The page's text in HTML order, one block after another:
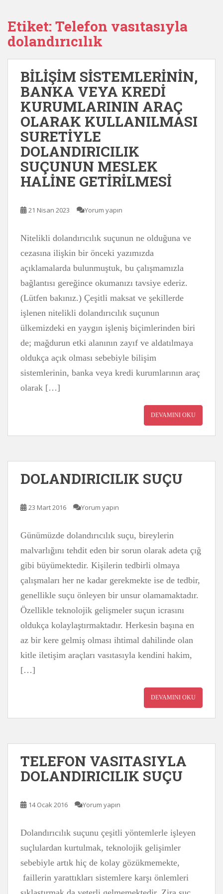
Etiket: Telefon vasıtasıyla
dolandırıcılık
BİLİŞİM SİSTEMLERİNİN,
BANKA VEYA KREDİ
KURUMLARININ ARAÇ
OLARAK KULLANILMASI
SURETİYLE
DOLANDIRICILIK
SUÇUNUN MESLEK
HALİNE GETİRİLMESİ
21 Nisan 2023 Yorum yapın
Nitelikli dolandırıcılık suçunun ne olduğuna ve
cezasına ilişkin bir önceki yazımızda
açıklamalarda bulunmuştuk, bu çalışmamızla
bağlantısı gereğince okumanızı tavsiye ederiz.
(Lütfen bakınız.) Çeşitli maksat ve şekillerde
işlenen nitelikli dolandırıcılık suçunun
ülkemizdeki en yaygın işleniş biçimlerinden biri
de; mağdurun etki alanının zayıf ve aldatılmaya
oldukça açık olması sebebiyle bilişim
sistemlerinin, banka veya kredi kurumlarının araç
olarak […]
DEVAMINI OKU
DOLANDIRICILIK SUÇU
23 Mart 2016 Yorum yapın
Günümüzde dolandırıcılık suçu, bireylerin
malvarlığını tehdit eden bir sorun olarak adeta çığ
gibi büyümektedir. Kişilerin tedbirli olmaya
çalışmaları her ne kadar gerekmekte ise de tedbir,
genellikle suçu önleyen bir unsur olamamaktadır.
Özellikle teknolojik gelişmeler suçun icrasını
oldukça kolaylaştırmaktadır. Herkesin başına en
az bir kere gelmiş olması ihtimal dahilinde olan
kitle iletişim araçları vasıtasıyla kendini hakim,
[…]
DEVAMINI OKU
TELEFON VASITASIYLA
DOLANDIRICILIK SUÇU
14 Ocak 2016 Yorum yapın
Dolandırıcılık suçunu çeşitli yöntemlerle işleyen
suçlulardan kurtulmak, teknolojik gelişimler
sebebiyle artık hiç de kolay gözükmemekte,
faillerin yarattıkları sistemlere karşı önlemleri